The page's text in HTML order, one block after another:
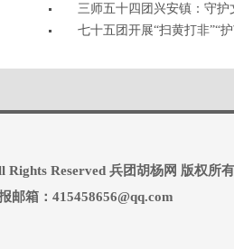
三师五十四团兴安镇：守
七十五团开展“扫黄打非”“
Reserved 兵团胡杨网 版权所有
邮箱：415458656@qq.com